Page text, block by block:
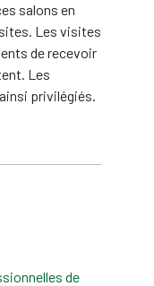
salons en
Les visites
de recevoir
Les
privilégiés.
de